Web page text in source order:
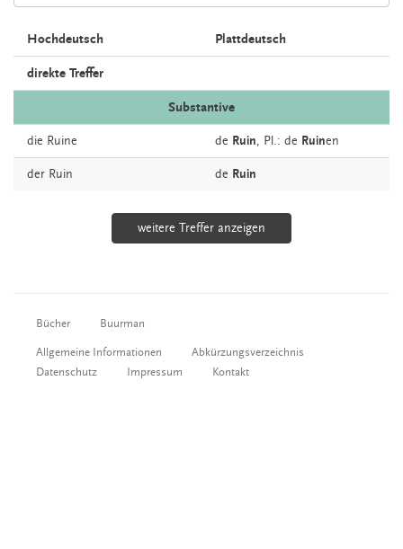
Hochdeutsch Plattdeutsch
direkte Treffer
Substantive
die Ruine de Ruin, Pl.: de Ruinen
der Ruin de Ruin
weitere Treffer anzeigen
Bücher Buurman
Allgemeine Informationen
Abkürzungsverzeichnis
Datenschutz
Impressum Kontakt